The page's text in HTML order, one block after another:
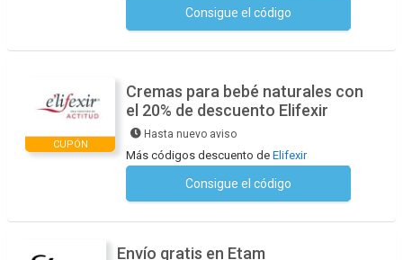
Consigue el código
CUPÓN
Cremas para bebé naturales con
el 20% de descuento Elifexir
Hasta nuevo aviso
Más códigos descuento de Elifexir
Consigue el código
Envío gratis en Etam